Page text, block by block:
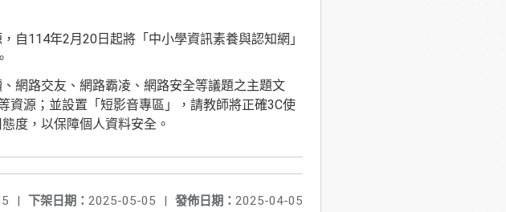
自114年2月20日起將「中小學資訊素養與認知網」
網路交友、網路霸凌、網路安全等議題之主題文
資源；並設置「短影音專區」，請教師將正確3C使
度，以保障個人資料安全。
發佈日期： 2025-04-05
下架日期： 2025-05-05 |
|